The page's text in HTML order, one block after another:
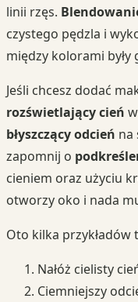
linii rzęs.
czystego pędzla i
między kolorami były
Jeśli chcesz dodać
rozświetlający cień
błyszczący odcień na
zapomnij o
cieniem oraz użyciu
otworzy oko i nada
Oto kilka przykładów
Nałóż cielisty
Ciemniejszy